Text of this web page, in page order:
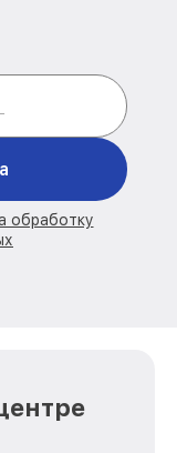
обработку